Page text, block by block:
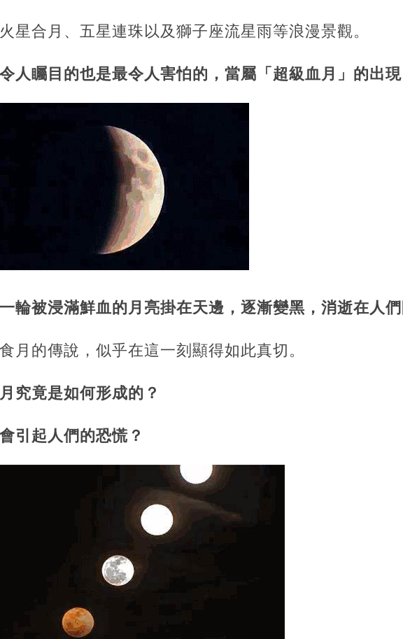
星合月、五星連珠以及獅子座流星雨等浪漫景觀。
人矚目的也是最令人害怕的，當屬「超級血月」的出
輪被浸滿鮮血的月亮掛在天邊，逐漸變黑，消逝在人
月的傳說，似乎在這一刻顯得如此真切。
究竟是如何形成的？
引起人們的恐慌？